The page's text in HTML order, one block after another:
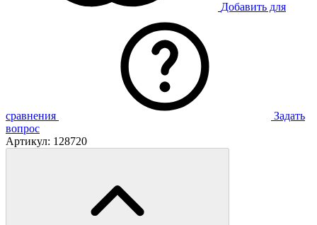
Добавить для
сравнения
Задать
вопрос
Артикул: 128720